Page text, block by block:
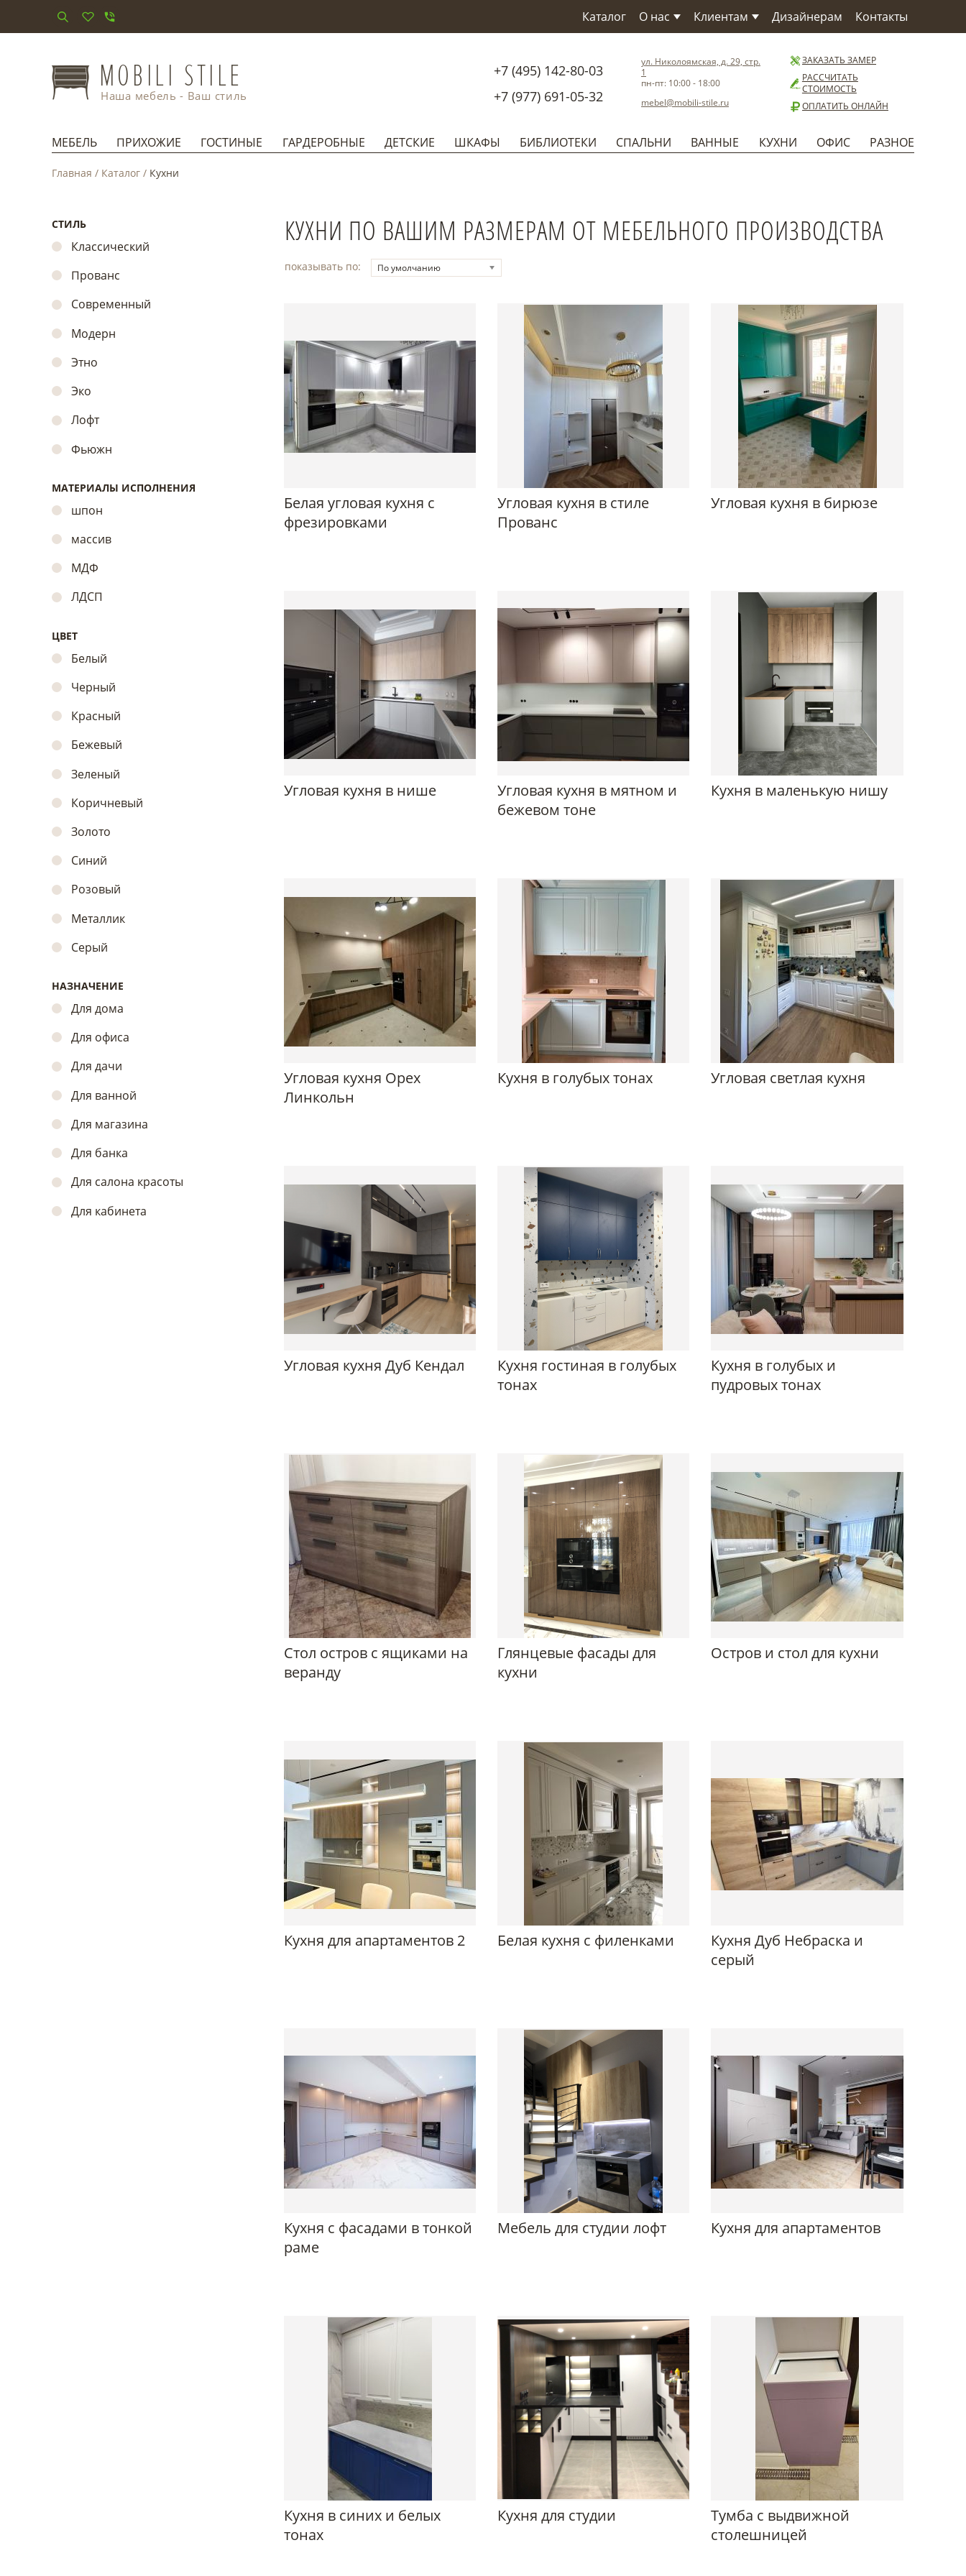
Каталог О нас
Материалы
Бренды
Статьи
Клиентам
Способы оплаты
Установка
Польза
Дизайнерам Контакты
Наша мебель - Ваш стиль
+7 (495) 142-80-03
+7 (977) 691-05-32
ул. Николоямская, д. 29, стр.
1
пн-пт: 10:00 - 18:00
mebel@mobili-stile.ru
ЗАКАЗАТЬ ЗАМЕР
РАССЧИТАТЬ
СТОИМОСТЬ
ОПЛАТИТЬ ОНЛАЙН
МЕБЕЛЬ ПРИХОЖИЕ ГОСТИНЫЕ ГАРДЕРОБНЫЕ ДЕТСКИЕ ШКАФЫ БИБЛИОТЕКИ СПАЛЬНИ ВАННЫЕ КУХНИ ОФИС РАЗНОЕ
Главная / Каталог / Кухни
СТИЛЬ
Классический
Прованс
Современный
Модерн
Этно
Эко
Лофт
Фьюжн
МАТЕРИАЛЫ ИСПОЛНЕНИЯ
шпон
массив
МДФ
ЛДСП
ЦВЕТ
Белый
Черный
Красный
Бежевый
Зеленый
Коричневый
Золото
Синий
Розовый
Металлик
Серый
НАЗНАЧЕНИЕ
Для дома
Для офиса
Для дачи
Для ванной
Для магазина
Для банка
Для салона красоты
Для кабинета
КУХНИ ПО ВАШИМ РАЗМЕРАМ ОТ МЕБЕЛЬНОГО ПРОИЗВОДСТВА
показывать по: По умолчанию
Белая угловая кухня с
фрезировками
Угловая кухня в стиле
Прованс
Угловая кухня в бирюзе
Угловая кухня в нише
Угловая кухня в мятном и
бежевом тоне
Кухня в маленькую нишу
Угловая кухня Орех
Линкольн
Кухня в голубых тонах Угловая светлая кухня
Угловая кухня Дуб Кендал
Кухня гостиная в голубых
тонах
Кухня в голубых и
пудровых тонах
Стол остров с ящиками на
веранду
Глянцевые фасады для
кухни
Остров и стол для кухни
Кухня для апартаментов 2 Белая кухня с филенками
Кухня Дуб Небраска и
серый
Кухня с фасадами в тонкой
раме
Мебель для студии лофт Кухня для апартаментов
Кухня в синих и белых
тонах
Кухня для студии
Тумба с выдвижной
столешницей